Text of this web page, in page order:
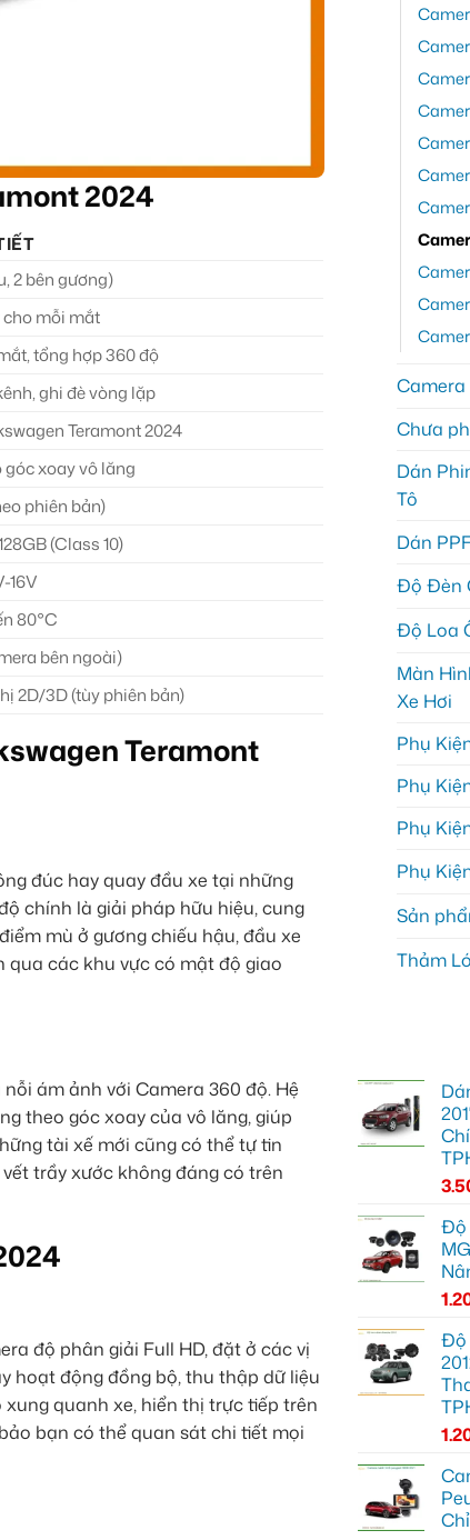
2024
2 bên gương)
cho mỗi mắt
tổng hợp 360 độ
ghi đè vòng lặp
Teramont 2024
xoay vô lăng
phiên bản)
(Class 10)
16V
80°C
bên ngoài)
2D/3D (tùy phiên bản)
Teramont
đúc hay quay đầu xe tại những
chính là giải pháp hữu hiệu, cung
mù ở gương chiếu hậu, đầu xe
qua các khu vực có mật độ giao
ám ảnh với Camera 360 độ. Hệ
theo góc xoay của vô lăng, giúp
tài xế mới cũng có thể tự tin
trầy xước không đáng có trên
độ phân giải Full HD, đặt ở các vị
hoạt động đồng bộ, thu thập dữ liệu
quanh xe, hiển thị trực tiếp trên
bạn có thể quan sát chi tiết mọi
Camera
Chưa
Dán
Tô
Dán
Độ Đèn
Độ Loa
Màn
Xe Hơi
Phụ
Phụ
Phụ
Phụ
Sản
Thảm
Độ
Độ